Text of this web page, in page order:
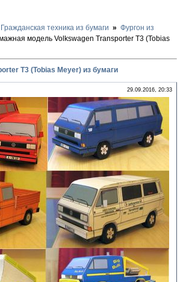
Гражданская техника из бумаги
Фургон из
модель Volkswagen Transporter T3 (Tobias
T3 (Tobias Meyer) из бумаги
29.09.2016, 20:33